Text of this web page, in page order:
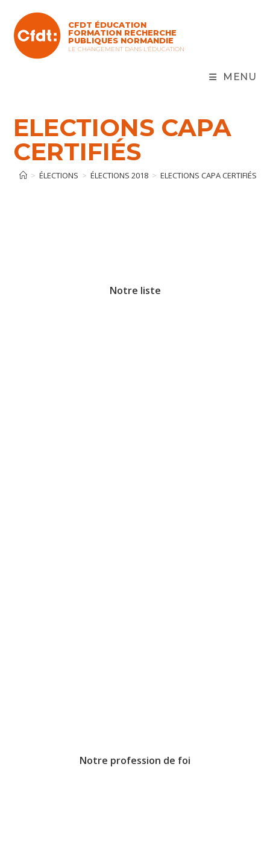
content
CFDT ÉDUCATION
FORMATION RECHERCHE
PUBLIQUES NORMANDIE
LE CHANGEMENT DANS L'ÉDUCATION
MENU
ELECTIONS CAPA
CERTIFIÉS
> ÉLECTIONS > ÉLECTIONS 2018 > ELECTIONS CAPA CERTIFIÉS
Notre liste
Notre profession de foi